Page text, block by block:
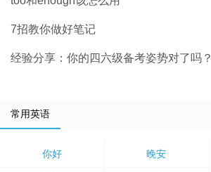
7招教你做好笔记
经验分享：你的四六级备考姿势对了吗？
常用英语
你好 晚安